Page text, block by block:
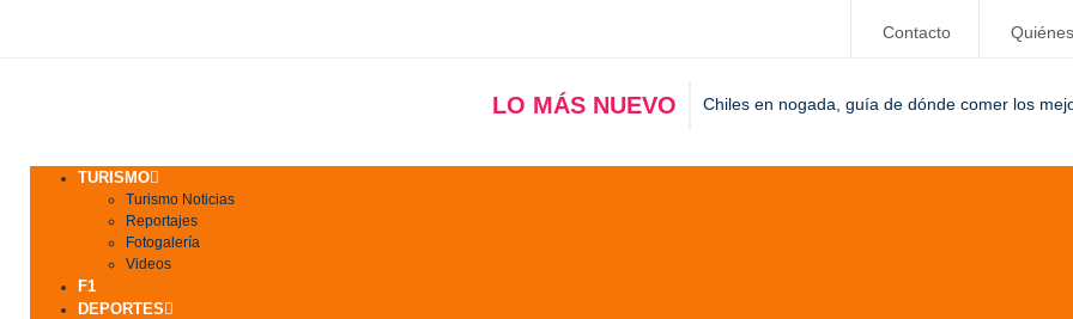
Contacto
LO MÁS NUEVO Chiles en nogada, guía de dónde comer los
TURISMO
Turismo Noticias
Reportajes
Fotogalería
Videos
F1
DEPORTES